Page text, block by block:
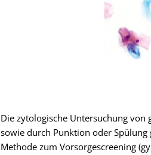
Die zytologische Untersuchung
sowie durch Punktion oder
Methode zum Vorsorgescreening